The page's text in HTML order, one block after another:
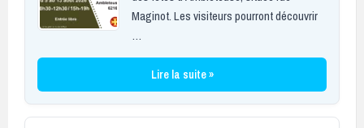
Maginot. Les visiteurs pourront découvrir
…
Lire la suite »